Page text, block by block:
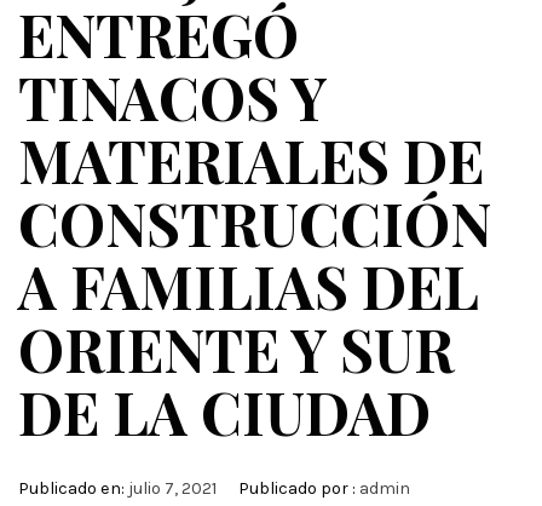
ENTREGÓ
TINACOS Y
MATERIALES DE
CONSTRUCCIÓN
A FAMILIAS DEL
ORIENTE Y SUR
DE LA CIUDAD
Publicado en: julio 7, 2021 Publicado por : admin